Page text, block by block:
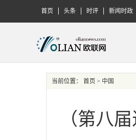
首页 头条 时评 新闻时政
当前位置： 首页 > 中国
（第八